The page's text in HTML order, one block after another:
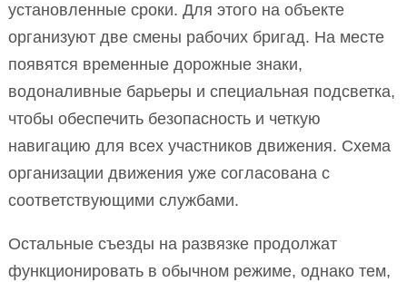
установленные сроки. Для этого на объекте
организуют две смены рабочих бригад. На месте
появятся временные дорожные знаки,
водоналивные барьеры и специальная подсветка,
чтобы обеспечить безопасность и четкую
навигацию для всех участников движения. Схема
организации движения уже согласована с
соответствующими службами.
Остальные съезды на развязке продолжат
функционировать в обычном режиме, однако тем,